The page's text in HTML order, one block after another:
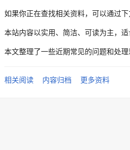
如果你正在查找相关资料，可以通过下
本站内容以实用、简洁、可读为主，适
本文整理了一些近期常见的问题和处
相关阅读 内容归档 更多资料